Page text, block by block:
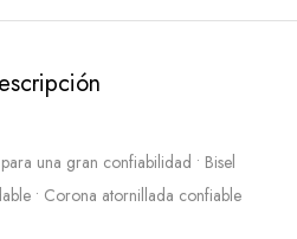
una gran confiabilidad • Bisel
• Corona atornillada confiable